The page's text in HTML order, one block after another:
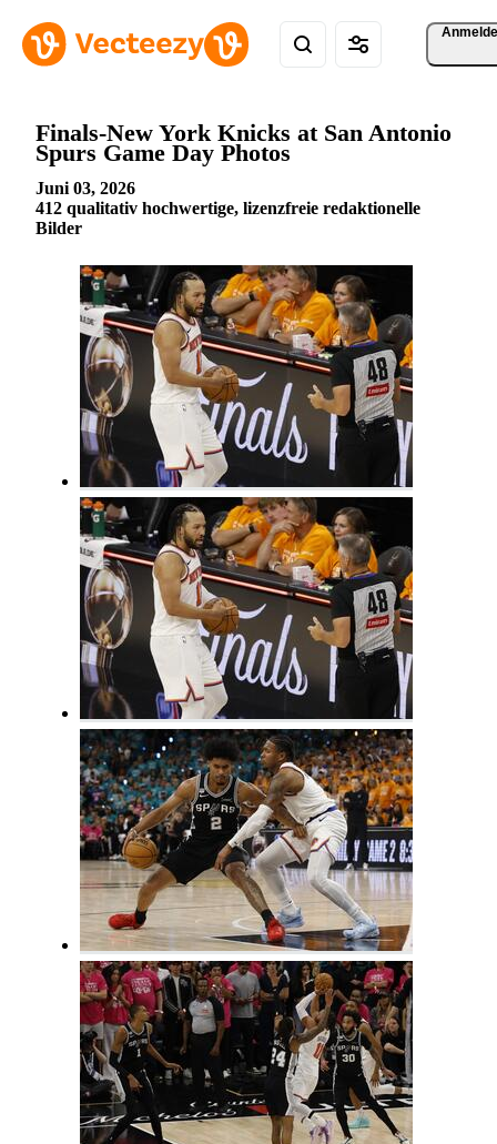
Finals-New York Knicks at San Antonio
Spurs Game Day Photos
Juni 03, 2026
412 qualitativ hochwertige, lizenzfreie redaktionelle
Bilder